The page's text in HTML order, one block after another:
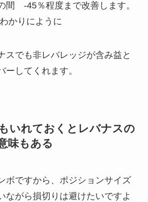
間 -45％程度まで改善します。
かりにように
スでも非レバレッジが含み益と
ーしてくれます。
いれておくとレバナスの
味もある
ボですから、ポジションサイズ
ながら損切りは避けたいですよ